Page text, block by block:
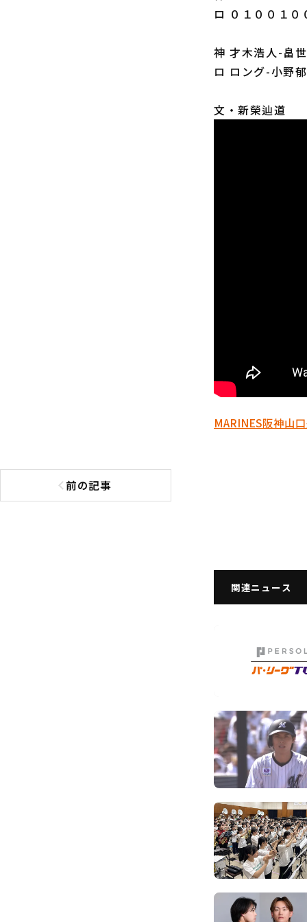
ロ ０１００１０
神 才木浩人-畠
ロ ロング-小野
文・新榮辿道
MARINES阪神山
前の記事
前の記事へ
関連ニュース